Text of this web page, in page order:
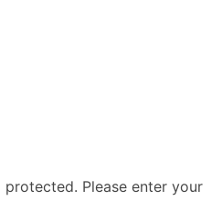
Please enter your